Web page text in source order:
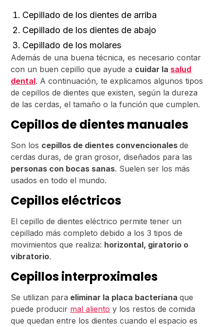
Cepillado de los dientes de arriba
Cepillado de los dientes de abajo
Cepillado de los molares
Además de una buena técnica, es necesario contar
con un buen cepillo que ayude a cuidar la salud
dental. A continuación, te explicamos algunos tipos
de cepillos de dientes que existen, según la dureza
de las cerdas, el tamaño o la función que cumplen.
Cepillos de dientes manuales
Son los cepillos de dientes convencionalesde
cerdas duras, de gran grosor, diseñados para las
personas con bocas sanas. Suelen ser los más
usados en todo el mundo.
Cepillos eléctricos
El cepillo de dientes eléctrico permite tener un
cepillado más completo debido a los 3 tipos de
movimientos que realiza: horizontal, giratorio o
vibratorio.
Cepillos interproximales
Se utilizan para eliminar la placa bacterianaque
puede producir mal aliento y los restos de comida
que quedan entre los dientes cuando el espacio es